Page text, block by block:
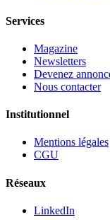
Services
Magazine
Newsletters
Devenez
Nous contacter
Institutionnel
Mentions légales
CGU
Réseaux
LinkedIn